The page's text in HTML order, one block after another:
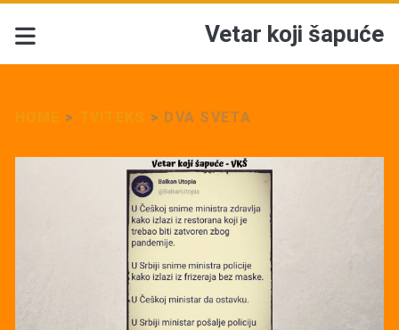
Vetar koji šapuće
> > DVA SVETA